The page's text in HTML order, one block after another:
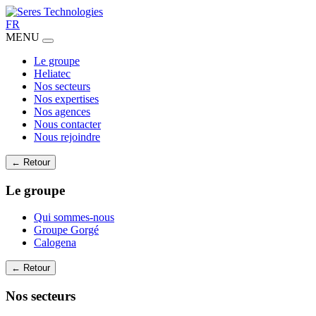
FR
MENU
Le groupe
Heliatec
Nos secteurs
Nos expertises
Nos agences
Nous contacter
Nous rejoindre
← Retour
Le groupe
Qui sommes-nous
Groupe Gorgé
Calogena
← Retour
Nos secteurs